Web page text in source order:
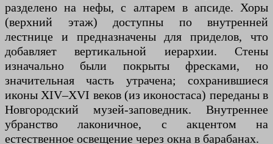
разделено на нефы, с алтарем в апсиде. Хоры
(верхний этаж) доступны по внутренней
лестнице и предназначены для приделов, что
добавляет вертикальной иерархии. Стены
изначально были покрыты фресками, но
значительная часть утрачена; сохранившиеся
иконы XIV–XVI веков (из иконостаса) переданы в
Новгородский музей-заповедник. Внутреннее
убранство лаконичное, с акцентом на
естественное освещение через окна в барабанах.